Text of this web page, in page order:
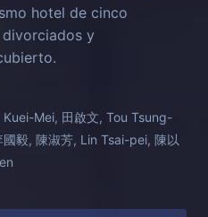
hotel de cinco
y
Mei, 田啟文, Tou Tsung-
毅, 陳淑芳, Lin Tsai-pei, 陳以